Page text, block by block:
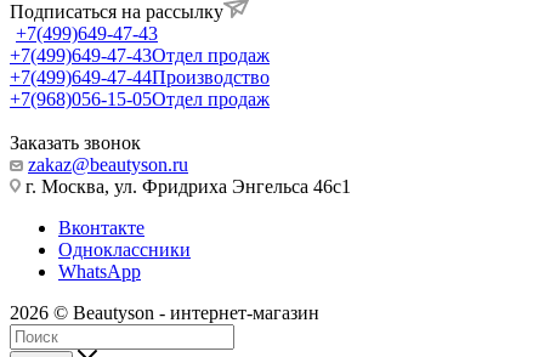
Подписаться на рассылку
+7(499)649-47-43
+7(499)649-47-43Отдел продаж
+7(499)649-47-44Производство
+7(968)056-15-05Отдел продаж
Заказать звонок
zakaz@beautyson.ru
г. Москва, ул. Фридриха Энгельса 46с1
Вконтакте
Одноклассники
WhatsApp
2026 © Beautyson - интернет-магазин